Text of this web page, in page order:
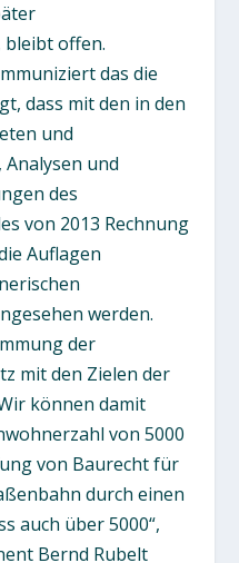
offen.
das die
dass mit den in den
und
und
des
von 2013 Rechnung
Auflagen
werden.
der
mit den Zielen der
können damit
von 5000
von Baurecht für
durch einen
auch über 5000“,
Bernd Rubelt